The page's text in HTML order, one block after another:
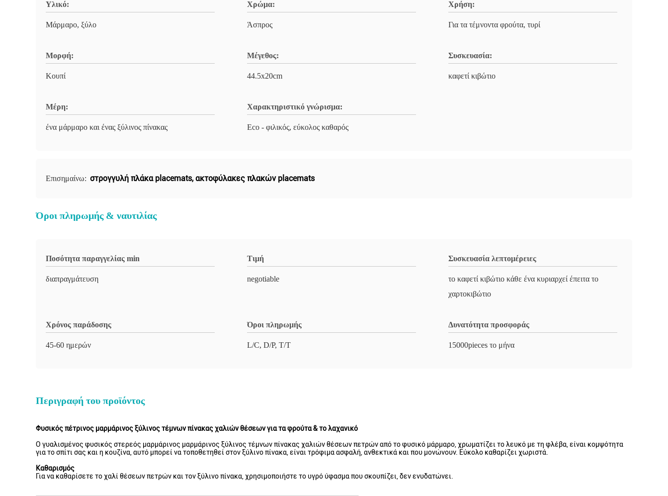
Υλικό:
Μάρμαρο, ξύλο
Χρώμα:
Άσπρος
Χρήση:
Για τα τέμνοντα φρούτα, τυρί
Μορφή:
Κουπί
Μέγεθος:
44.5x20cm
Συσκευασία:
καφετί κιβώτιο
Μέρη:
ένα μάρμαρο και ένας ξύλινος πίνακας
Χαρακτηριστικό γνώρισμα:
Eco - φιλικός, εύκολος καθαρός
Επισημαίνω: στρογγυλή πλάκα placemats,ακτοφύλακες πλακών placemats
Όροι πληρωμής & ναυτιλίας
Ποσότητα παραγγελίας min
διαπραγμάτευση
Τιμή
negotiable
Συσκευασία λεπτομέρειες
το καφετί κιβώτιο κάθε ένα κυριαρχεί έπειτα το
χαρτοκιβώτιο
Χρόνος παράδοσης
45-60 ημερών
Όροι πληρωμής
L/C, D/P, T/T
Δυνατότητα προσφοράς
15000pieces το μήνα
Περιγραφή του προϊόντος
Φυσικός πέτρινος μαρμάρινος ξύλινος τέμνων πίνακας χαλιών θέσεων για τα φρούτα & το λαχανικό
Ο γυαλισμένος φυσικός στερεός μαρμάρινος μαρμάρινος ξύλινος τέμνων πίνακας χαλιών θέσεων πετρών από το φυσικό μάρμαρο, χρωματίζει το λευκό με τη φλέβα, είναι κομψότητα
για το σπίτι σας και η κουζίνα, αυτό μπορεί να τοποθετηθεί στον ξύλινο πίνακα, είναι τρόφιμα ασφαλή, ανθεκτικά και που μονώνουν. Εύκολο καθαρίζει χωριστά.
Καθαρισμός
Για να καθαρίσετε το χαλί θέσεων πετρών και τον ξύλινο πίνακα, χρησιμοποιήστε το υγρό ύφασμα που σκουπίζει, δεν ενυδατώνει.